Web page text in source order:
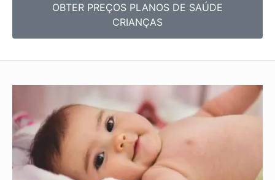
OBTER PREÇOS PLANOS DE SAÚDE
CRIANÇAS